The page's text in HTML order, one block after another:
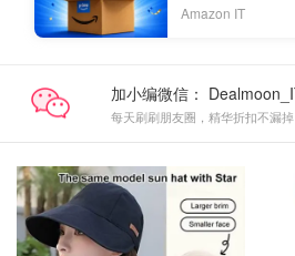
Amazon IT
加小编微信：
每天刷刷朋友圈，精华折扣不漏掉